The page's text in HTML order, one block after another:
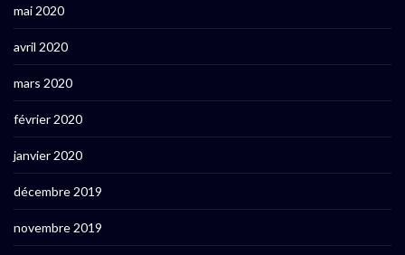
mai 2020
avril 2020
mars 2020
février 2020
janvier 2020
décembre 2019
novembre 2019